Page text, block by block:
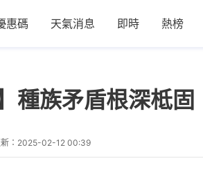
惠碼 天氣消息 即時 熱榜
】種族矛盾根深
： 2025-02-12 00:39